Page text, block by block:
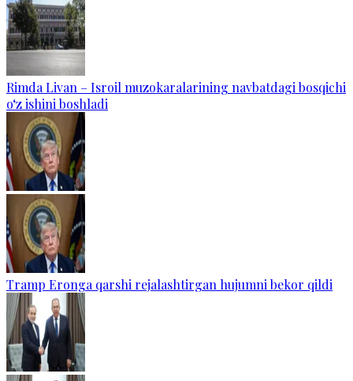
Rimda Livan – Isroil muzokaralarining navbatdagi bosqichi
o‘z ishini boshladi
Tramp Eronga qarshi rejalashtirgan hujumni bekor qildi